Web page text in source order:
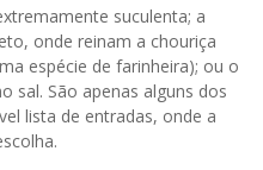
suculenta; a
onde reinam a chouriça
espécie de farinheira); ou o
sal. São apenas alguns dos
lista de entradas, onde a